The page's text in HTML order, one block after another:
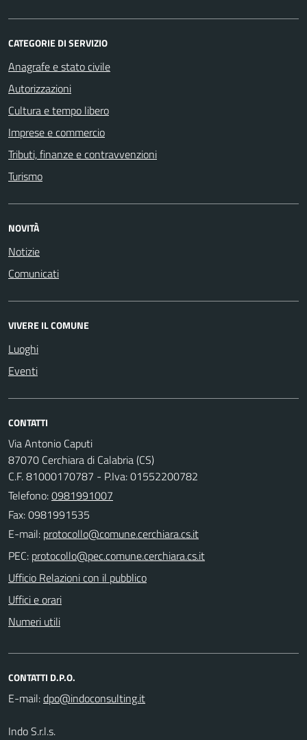
CATEGORIE DI SERVIZIO
Anagrafe e stato civile
Autorizzazioni
Cultura e tempo libero
Imprese e commercio
Tributi, finanze e contravvenzioni
Turismo
NOVITÀ
Notizie
Comunicati
VIVERE IL COMUNE
Luoghi
Eventi
CONTATTI
Via Antonio Caputi
87070 Cerchiara di Calabria (CS)
C.F. 81000170787 - P.Iva: 01552200782
Telefono:0981991007
Fax: 0981991535
E-mail:
PEC:
Ufficio Relazioni con il pubblico
Uffici e orari
Numeri utili
CONTATTI D.P.O.
E-mail:
Indo S.r.l.s.